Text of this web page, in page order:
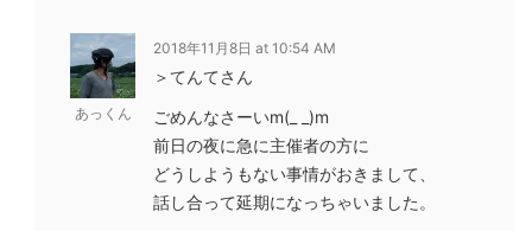
あっくん
2018年11月8日 at 10:54 AM
＞てんてさん
ごめんなさーいm(_ _)m
前日の夜に急に主催者の方に
どうしようもない事情がおきまして、
話し合って延期になっちゃいました。